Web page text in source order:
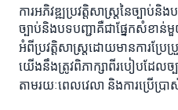
ការអភិវឌ្ឍប្រវត្តិសាស្ត្រនៃច្បាប់និង
ច្បាប់និងបទបញ្ជាគឺជាផ្នែកសំខា
អំពីប្រវត្តិសាស្ត្រដោយមានការប្រែ
យើងនឹងត្រូវពិភាក្សាពីរបៀបដែលច្
តាមរយៈពេលវេលា និងការប្រើប្រា